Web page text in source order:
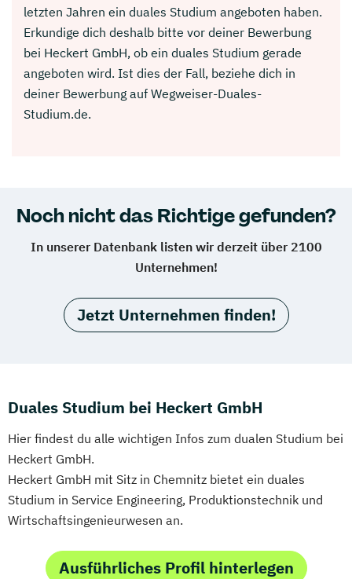
letzten Jahren ein duales Studium angeboten haben.
Erkundige dich deshalb bitte vor deiner Bewerbung
bei Heckert GmbH, ob ein duales Studium gerade
angeboten wird. Ist dies der Fall, beziehe dich in
deiner Bewerbung auf Wegweiser-Duales-
Studium.de.
Noch nicht das Richtige gefunden?
In unserer Datenbank listen wir derzeit über 2100
Unternehmen!
Jetzt Unternehmen finden!
Duales Studium bei Heckert GmbH
Hier findest du alle wichtigen Infos zum dualen Studium bei
Heckert GmbH.
Heckert GmbH mit Sitz in Chemnitz bietet ein duales
Studium in Service Engineering, Produktionstechnik und
Wirtschaftsingenieurwesen an.
Ausführliches Profil hinterlegen